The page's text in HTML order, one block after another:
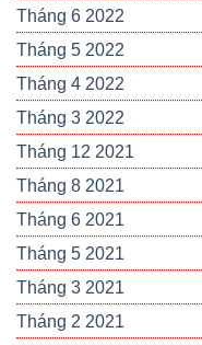
Tháng 6 2022
Tháng 5 2022
Tháng 4 2022
Tháng 3 2022
Tháng 12 2021
Tháng 8 2021
Tháng 6 2021
Tháng 5 2021
Tháng 3 2021
Tháng 2 2021